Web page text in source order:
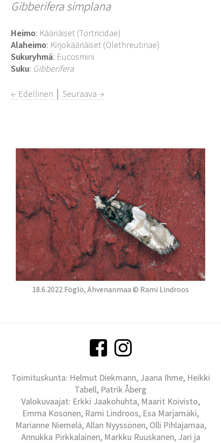
Gibberifera simplana
Heimo: Kääriäiset (Tortricidae)
Alaheimo: Kirjokääriäiset (Olethreutinae)
Sukuryhmä: Eucosmini
Suku: Gibberifera
← Edellinen │Seuraava →
18.6.2022 Föglö, Ahvenanmaa © Rami Lindroos
Toimituskunta: Helmut Diekmann, Jaana Ihme, Heikki
Tabell, Patrik Åberg
Valokuvaajat: Erkki Jaakohuhta, Maarit Koivisto,
Emma Kosonen, Rami Lindroos, Esa Marjamäki,
Marianne Niemelä, Allan Nyyssönen, Olli Pihlajamaa,
Annukka Pirkkalainen, Markku Ruuskanen, Jari ja